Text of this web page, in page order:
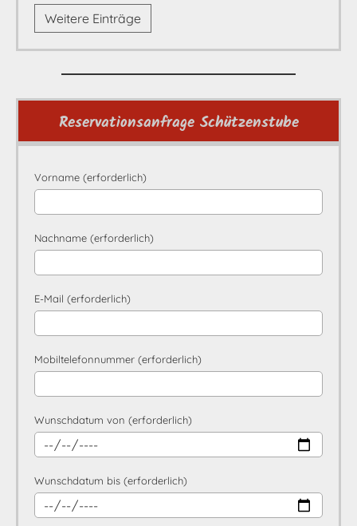
Weitere Einträge
Reservationsanfrage Schützenstube
Vorname (erforderlich)
Nachname (erforderlich)
E-Mail (erforderlich)
Mobiltelefonnummer (erforderlich)
Wunschdatum von (erforderlich)
Wunschdatum bis (erforderlich)